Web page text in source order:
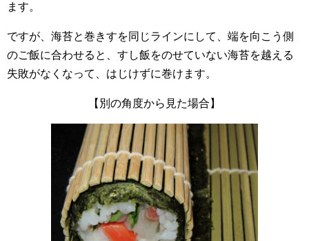
ます。
ですが、海苔と巻きすを同じラインにして、端を向こう側
のご飯に合わせると、すし飯をのせていない海苔を越える
失敗がなくなって、はじけずに巻けます。
【別の角度から見た場合】